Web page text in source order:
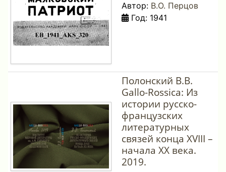
Автор: В.О. Перцов
Год: 1941
Полонский В.В.
Gallo-Rossica: Из
истории русско-
французских
литературных
связей конца XVIII –
начала XX века.
2019.